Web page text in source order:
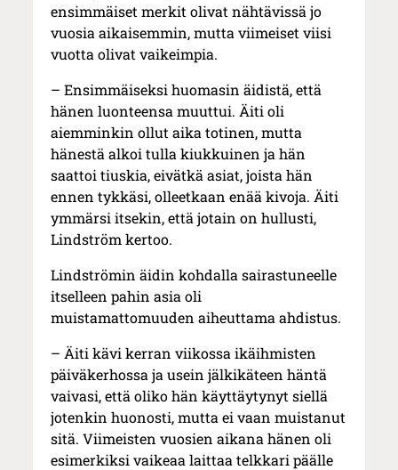
ensimmäiset merkit olivat nähtävissä jo
vuosia aikaisemmin, mutta viimeiset viisi
vuotta olivat vaikeimpia.
– Ensimmäiseksi huomasin äidistä, että
hänen luonteensa muuttui. Äiti oli
aiemminkin ollut aika totinen, mutta
hänestä alkoi tulla kiukkuinen ja hän
saattoi tiuskia, eivätkä asiat, joista hän
ennen tykkäsi, olleetkaan enää kivoja. Äiti
ymmärsi itsekin, että jotain on hullusti,
Lindström kertoo.
Lindströmin äidin kohdalla sairastuneelle
itselleen pahin asia oli
muistamattomuuden aiheuttama ahdistus.
– Äiti kävi kerran viikossa ikäihmisten
päiväkerhossa ja usein jälkikäteen häntä
vaivasi, että oliko hän käyttäytynyt siellä
jotenkin huonosti, mutta ei vaan muistanut
sitä. Viimeisten vuosien aikana hänen oli
esimerkiksi vaikeaa laittaa telkkari päälle